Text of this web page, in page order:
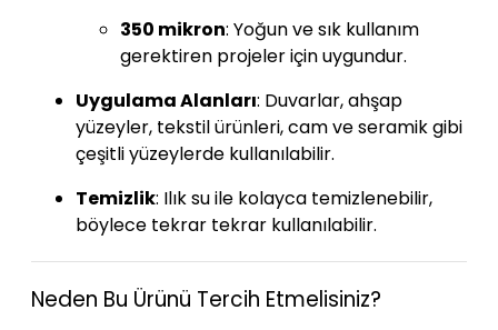
350 mikron: Yoğun ve sık kullanım
gerektiren projeler için uygundur.
Uygulama Alanları: Duvarlar, ahşap
yüzeyler, tekstil ürünleri, cam ve seramik gibi
çeşitli yüzeylerde kullanılabilir.
Temizlik: Ilık su ile kolayca temizlenebilir,
böylece tekrar tekrar kullanılabilir.
Neden Bu Ürünü Tercih Etmelisiniz?